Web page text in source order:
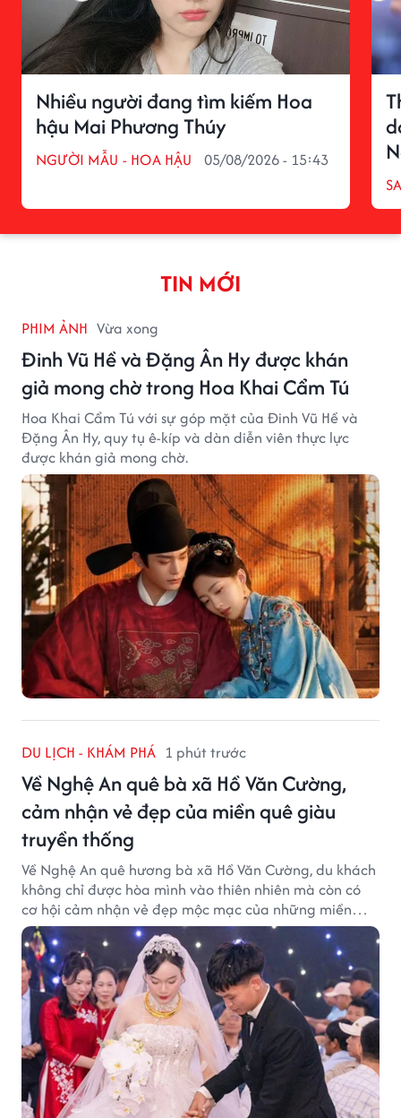
Nhiều người đang tìm kiếm Hoa
hậu Mai Phương Thúy
NGƯỜI MẪU - HOA HẬU 05/08/2026 - 15:43
TIN MỚI
PHIM ẢNH Vừa xong
Đinh Vũ Hề và Đặng Ân Hy được khán
giả mong chờ trong Hoa Khai Cẩm Tú
Hoa Khai Cẩm Tú với sự góp mặt của Đinh Vũ Hề và
Đặng Ân Hy, quy tụ ê-kíp và dàn diễn viên thực lực
được khán giả mong chờ.
DU LỊCH - KHÁM PHÁ 1 phút trước
Về Nghệ An quê bà xã Hồ Văn Cường,
cảm nhận vẻ đẹp của miền quê giàu
truyền thống
Về Nghệ An quê hương bà xã Hồ Văn Cường, du khách
không chỉ được hòa mình vào thiên nhiên mà còn có
cơ hội cảm nhận vẻ đẹp mộc mạc của những miền
quê giàu truyền thống.